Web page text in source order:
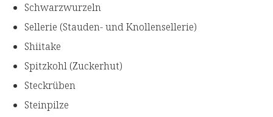
Schwarzwurzeln
Sellerie (Stauden- und Knollensellerie)
Shiitake
Spitzkohl (Zuckerhut)
Steckrüben
Steinpilze